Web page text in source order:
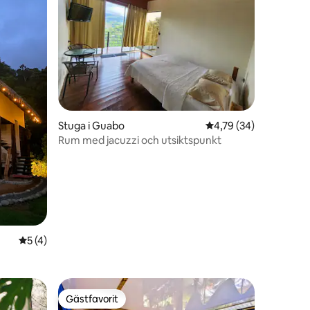
5 av 5 i genomsnittligt betyg, 4 omdömen
5 (4)
Stuga i Guabo 4,79 av 5 i
4,79 (34)
Rum med jacuzzi och utsiktspunkt
Gästfavorit
Gästfavorit